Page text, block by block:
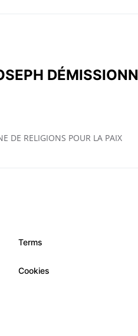
DE RELIGIONS POUR LA PAIX
Terms
Cookies